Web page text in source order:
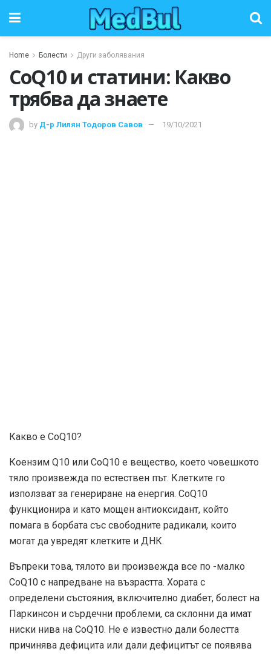
Home Болести Други заболявания
CoQ10 и статини: Какво
трябва да знаете
by Д-р Лилян Тодоров Савов 19/10/2021
Какво е CoQ10?
Коензим Q10 или CoQ10 е вещество, което човешкото
тяло произвежда по естествен път. Клетките го
използват за генериране на енергия. CoQ10
функционира и като мощен антиоксидант, който
помага в борбата със свободните радикали, които
могат да увредят клетките и ДНК.
Въпреки това, тялото ви произвежда все по -малко
CoQ10 с напредване на възрастта. Хората с
определени състояния, включително диабет, болест на
Паркинсон и сърдечни проблеми, са склонни да имат
ниски нива на CoQ10. Не е известно дали болестта
причинява дефицита или дали дефицитът се появява